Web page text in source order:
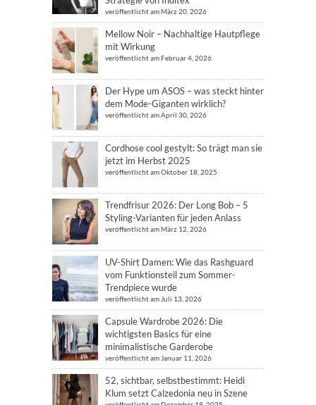
veröffentlicht am März 20, 2026
Mellow Noir – Nachhaltige Hautpflege
mit Wirkung
veröffentlicht am Februar 4, 2026
Der Hype um ASOS – was steckt hinter
dem Mode-Giganten wirklich?
veröffentlicht am April 30, 2026
Cordhose cool gestylt: So trägt man sie
jetzt im Herbst 2025
veröffentlicht am Oktober 18, 2025
Trendfrisur 2026: Der Long Bob – 5
Styling-Varianten für jeden Anlass
veröffentlicht am März 12, 2026
UV-Shirt Damen: Wie das Rashguard
vom Funktionsteil zum Sommer-
Trendpiece wurde
veröffentlicht am Juli 13, 2026
Capsule Wardrobe 2026: Die
wichtigsten Basics für eine
minimalistische Garderobe
veröffentlicht am Januar 11, 2026
52, sichtbar, selbstbestimmt: Heidi
Klum setzt Calzedonia neu in Szene